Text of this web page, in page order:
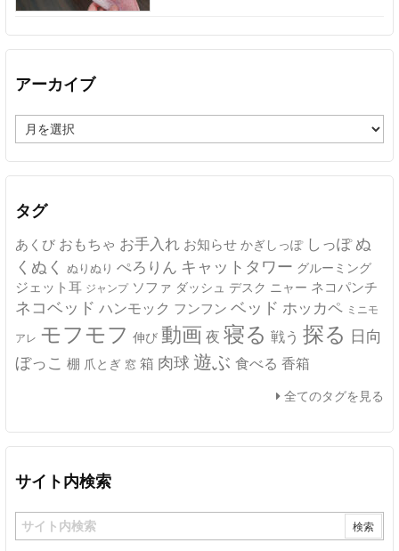
アーカイブ
ー
カ
イ
タグ
あくび おもちゃ お手入れ お知らせ かぎしっぽ しっぽ ぬ
くぬく ぬりぬり ぺろりん キャットタワー グルーミング
ジェット耳 ジャンプ ソファ ダッシュ デスク ニャー ネコパンチ
ネコベッド ハンモック フンフン ベッド ホッカペ ミニモ
アレ モフモフ 伸び 動画 夜 寝る 戦う 探る 日向
ぼっこ 棚 爪とぎ 窓 箱 肉球 遊ぶ 食べる 香箱
全てのタグを見る
サイト内検索